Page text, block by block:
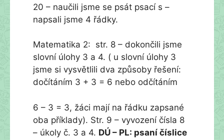
20 – naučili jsme se psát psací s –
napsali jsme 4 řádky.
Matematika 2: str. 8 – dokončili jsme
slovní úlohy 3 a 4. ( u slovní úlohy 3
jsme si vysvětlili dva způsoby řešení:
dočítáním 3 + 3 = 6 nebo odčítáním
6 – 3 = 3, žáci mají na řádku zapsané
oba příklady). Str. 9 – vyvození čísla 8
– úkoly č. 3 a 4. DÚ – PL: psaní číslice